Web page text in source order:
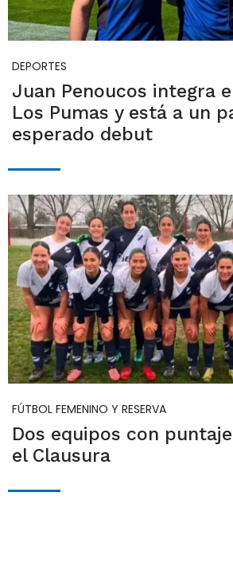
DEPORTES
Juan Penoucos integra
Los Pumas y está a un
esperado debut
FÚTBOL FEMENINO Y RESERVA
Dos equipos con
el Clausura